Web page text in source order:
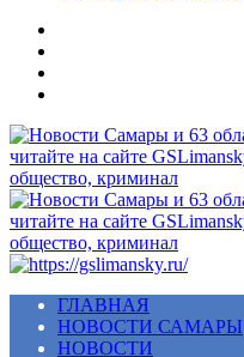
Меню
ГЛАВНАЯ
НОВОСТИ САМАРЫ
НОВОСТИ